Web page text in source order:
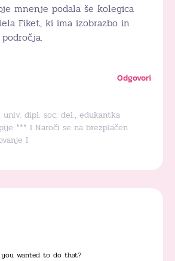
mnenje podala še kolegica
Fiket, ki ima izobrazbo in
Odgovori
univ. dipl. soc. del., edukantka
*** I Naroči se na brezplačen
I
wanted to do that?